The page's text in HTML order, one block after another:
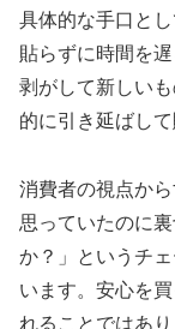
具体的な手口と
貼らずに時間を
剥がして新しいも
的に引き延ばし
消費者の視点か
思っていたのに
か？」というチ
います。安心を
れることではあり